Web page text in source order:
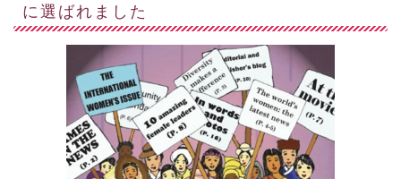
に選ばれました